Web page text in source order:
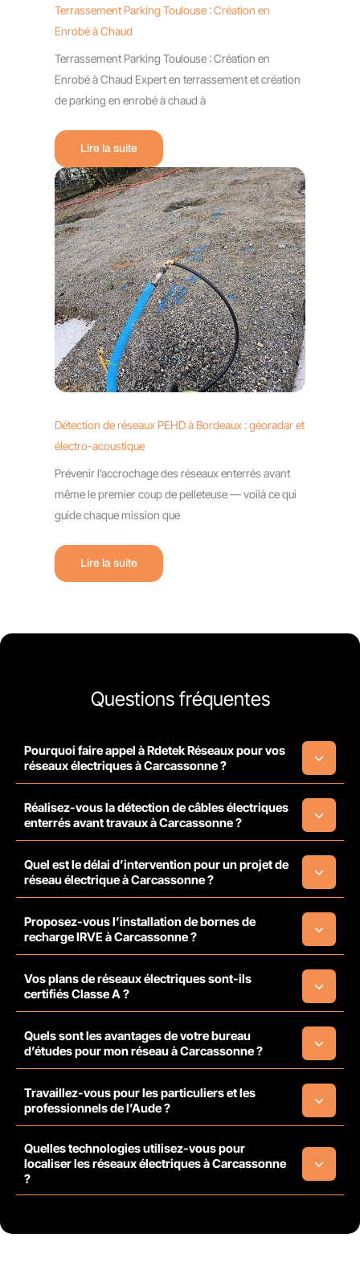
Terrassement Parking Toulouse : Création en
Enrobé à Chaud
Terrassement Parking Toulouse : Création en
Enrobé à Chaud Expert en terrassement et création
de parking en enrobé à chaud à
Lire la suite
Détection de réseaux PEHD à Bordeaux : géoradar et
électro-acoustique
Prévenir l’accrochage des réseaux enterrés avant
même le premier coup de pelleteuse — voilà ce qui
guide chaque mission que
Lire la suite
Questions fréquentes
Pourquoi faire appel à Rdetek Réseaux pour vos
réseaux électriques à Carcassonne ?
Réalisez-vous la détection de câbles électriques
enterrés avant travaux à Carcassonne ?
Quel est le délai d’intervention pour un projet de
réseau électrique à Carcassonne ?
Proposez-vous l’installation de bornes de
recharge IRVE à Carcassonne ?
Vos plans de réseaux électriques sont-ils
certifiés Classe A ?
Quels sont les avantages de votre bureau
d’études pour mon réseau à Carcassonne ?
Travaillez-vous pour les particuliers et les
professionnels de l’Aude ?
Quelles technologies utilisez-vous pour
localiser les réseaux électriques à Carcassonne
?